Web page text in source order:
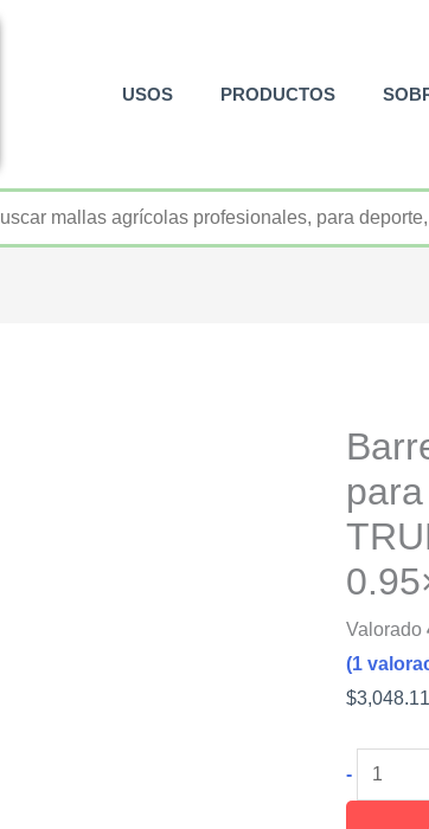
USOS PRODUCTOS
Valorado
(1
$3,048.11
-
Barrera